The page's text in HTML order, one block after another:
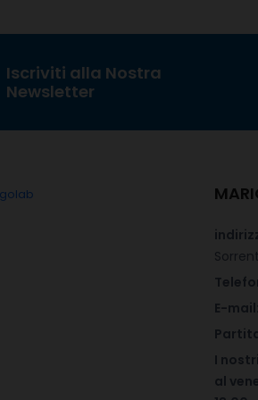
Iscriviti alla Nostra
Newsletter
E-
I
al